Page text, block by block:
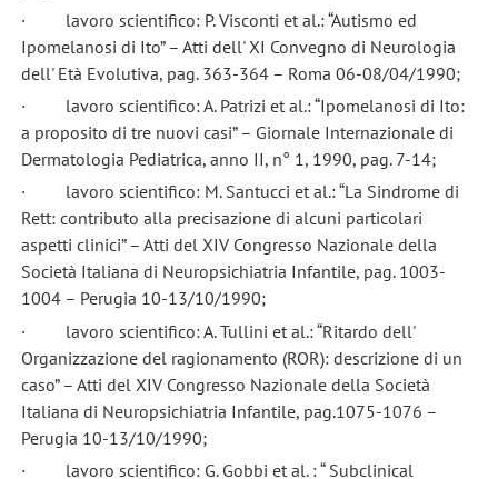
· lavoro scientifico: P. Visconti et al.: “Autismo ed
Ipomelanosi di Ito” – Atti dell' XI Convegno di Neurologia
dell' Età Evolutiva, pag. 363-364 – Roma 06-08/04/1990;
· lavoro scientifico: A. Patrizi et al.: “Ipomelanosi di Ito:
a proposito di tre nuovi casi” – Giornale Internazionale di
Dermatologia Pediatrica, anno II, n° 1, 1990, pag. 7-14;
· lavoro scientifico: M. Santucci et al.: “La Sindrome di
Rett: contributo alla precisazione di alcuni particolari
aspetti clinici” – Atti del XIV Congresso Nazionale della
Società Italiana di Neuropsichiatria Infantile, pag. 1003-
1004 – Perugia 10-13/10/1990;
· lavoro scientifico: A. Tullini et al.: “Ritardo dell'
Organizzazione del ragionamento (ROR): descrizione di un
caso” – Atti del XIV Congresso Nazionale della Società
Italiana di Neuropsichiatria Infantile, pag.1075-1076 –
Perugia 10-13/10/1990;
· lavoro scientifico: G. Gobbi et al. : “ Subclinical